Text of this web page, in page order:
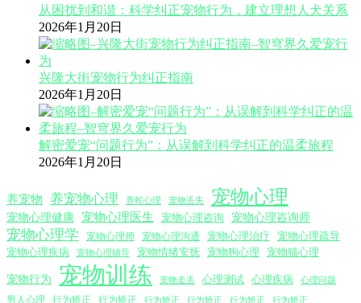
从困扰到和谐：科学纠正宠物行为，建立理想人犬关系
2026年1月20日
兴隆大街宠物行为纠正指南
2026年1月20日
解密爱宠“问题行为”：从误解到科学纠正的温柔旅程
2026年1月20日
养宠物 养宠物心理 养蛇心理 宠物丢失 宠物心理
宠物心理健康 宠物心理医生 宠物心理咨询 宠物心理咨询师
宠物心理学 宠物心理师 宠物心理沟通 宠物心理治疗
宠物心理疏导
宠物心理疾病
宠物心理辅导 宠物情绪安抚 宠物狗心理 宠物猫心理
宠物行为 宠物训练 宠物走丢 心理测试 心理疾病 心理问题
男人心理 行为矫正 行为矫正 行为矫正 行为矫正 行为矫正 行为矫正